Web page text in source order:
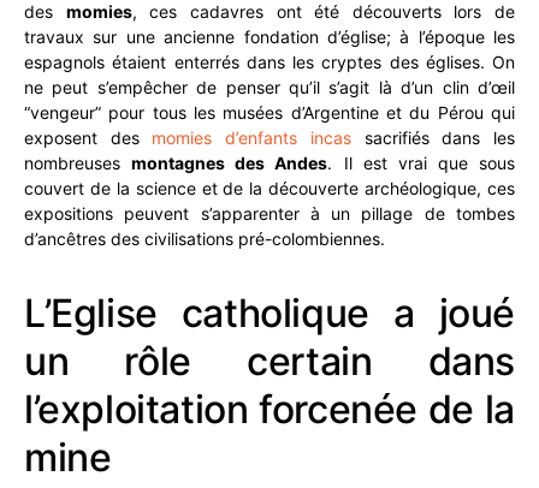
des momies, ces cadavres ont été découverts lors de
travaux sur une ancienne fondation d’église; à l’époque les
espagnols étaient enterrés dans les cryptes des églises. On
ne peut s’empêcher de penser qu’il s’agit là d’un clin d’œil
“vengeur” pour tous les musées d’Argentine et du Pérou qui
exposent des momies d’enfants incassacrifiés dans les
nombreusesmontagnes des Andes. Il est vrai que sous
couvert de la science et de la découverte archéologique, ces
expositions peuvent s’apparenter à un pillage de tombes
d’ancêtres des civilisations pré-colombiennes.
L’Eglise catholique a joué
un rôle certain dans
l’exploitation forcenée de la
mine